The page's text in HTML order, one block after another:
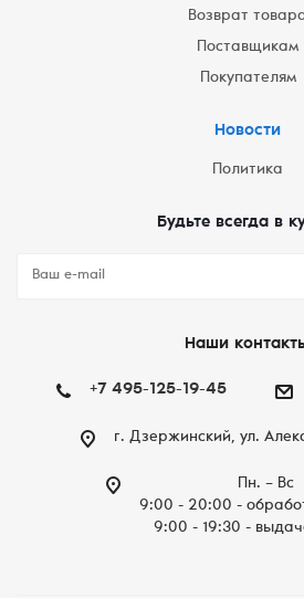
Возврат
Поставщикам
Покупателям
Новости
Политика
Будьте всегда в
Наши
+7 495-125-19-45
г. Дзержинский, ул.
Пн. – Вc
9:00 - 20:00 -
9:00 - 19:30 -